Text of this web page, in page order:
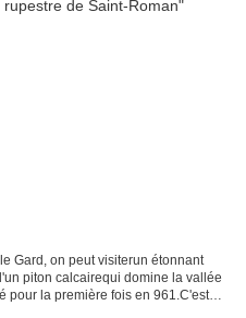
Gard, on peut visiterun étonnant
piton calcairequi domine la vallée
pour la première fois en 961.C'est